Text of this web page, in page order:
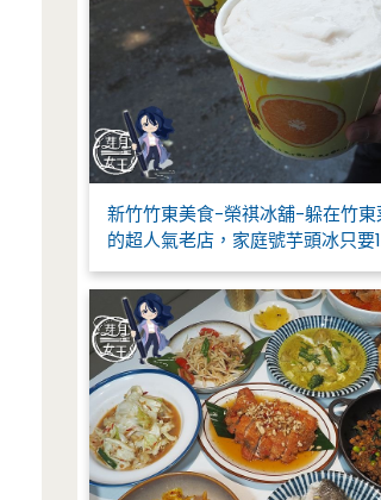
新竹竹東美食-榮祺冰舖-躲在竹東
的超人氣老店，家庭號芋頭冰只要